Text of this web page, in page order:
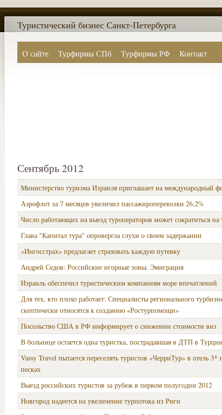
О сайте Турфирмы СПб Турфирмы РФ
Контакт
Туристический бизнес Санкт-Петербурга
Сентябрь 2012
Министерство туризма Израиля приглашает на международный
Аэрофлот за 7 месяцев увеличил пассажироперевозки 26,2%
Число работающих на выезд туроператоров может сократиться на
Глава "Капитал тура" опровергла слухи о своем задержании
«Ингосстрах» предлагает страховать каждую путевку
Андрей Седов: Российские игорные зоны. Эмиграция
Израиль обеспечил туристическим компаниям море впечатлений
Для тех, кто плохо работает: Специалисты регионального
скептически относятся к созданию «Ростурпомощи»
Посольство США в РФ информирует о снижении стоимости виз
В больнице остается одна туристка, пострадавшая в ДТП в
Vassy Travel пытается переселять туристов «ЧерриТур» в отель 3*
песках
Выезд российских туристов за рубеж в первом полугодии 2012
Новгород надеется на увеличение турпотока из Риги